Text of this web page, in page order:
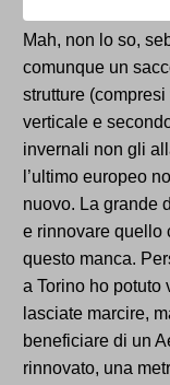
Mah, non lo so,
comunque un
strutture
verticale e
invernali non gli
l’ultimo europeo
nuovo. La grande
e rinnovare quello
questo manca.
a Torino ho potuto
lasciate marcire,
beneficiare di un
rinnovato, una